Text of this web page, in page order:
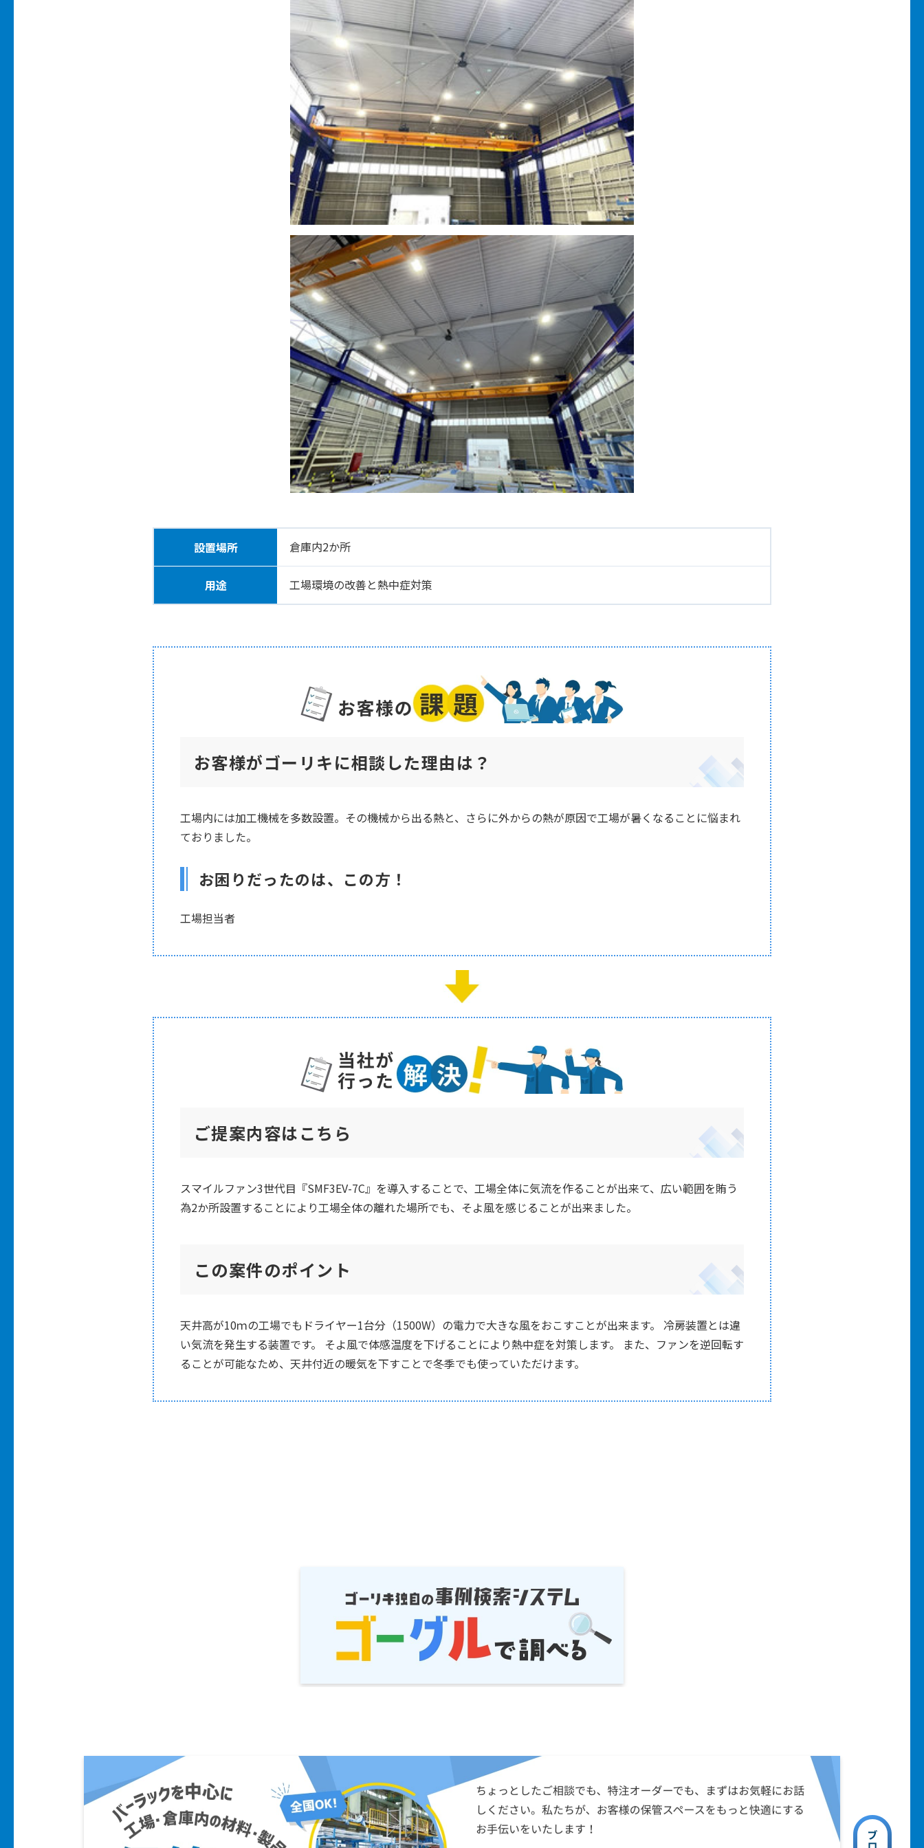
設置場所 倉庫内2か所
用途 工場環境の改善と熱中症対策
お客様がゴーリキに相談した理由は？
工場内には加工機械を多数設置。その機械から出る熱と、さらに外からの熱が原因で工場が暑くなることに悩まれ
ておりました。
お困りだったのは、この方！
工場担当者
ご提案内容はこちら
スマイルファン3世代目『SMF3EV-7C』を導入することで、工場全体に気流を作ることが出来て、広い範囲を賄う
為2か所設置することにより工場全体の離れた場所でも、そよ風を感じることが出来ました。
この案件のポイント
天井高が10ｍの工場でもドライヤー1台分（1500W）の電力で大きな風をおこすことが出来ます。 冷房装置とは違
い気流を発生する装置です。 そよ風で体感温度を下げることにより熱中症を対策します。 また、ファンを逆回転す
ることが可能なため、天井付近の暖気を下すことで冬季でも使っていただけます。